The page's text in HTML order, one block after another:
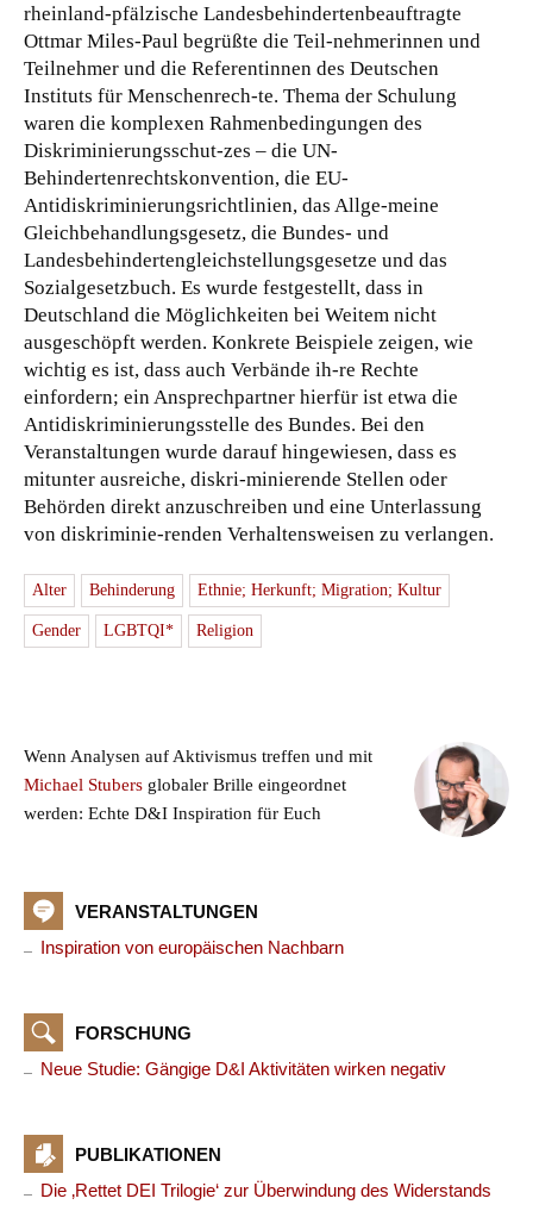
rheinland-pfälzische Landesbehindertenbeauftragte
Ottmar Miles-Paul begrüßte die Teil-nehmerinnen und
Teilnehmer und die Referentinnen des Deutschen
Instituts für Menschenrech-te. Thema der Schulung
waren die komplexen Rahmenbedingungen des
Diskriminierungsschut-zes – die UN-
Behindertenrechtskonvention, die EU-
Antidiskriminierungsrichtlinien, das Allge-meine
Gleichbehandlungsgesetz, die Bundes- und
Landesbehindertengleichstellungsgesetze und das
Sozialgesetzbuch. Es wurde festgestellt, dass in
Deutschland die Möglichkeiten bei Weitem nicht
ausgeschöpft werden. Konkrete Beispiele zeigen, wie
wichtig es ist, dass auch Verbände ih-re Rechte
einfordern; ein Ansprechpartner hierfür ist etwa die
Antidiskriminierungsstelle des Bundes. Bei den
Veranstaltungen wurde darauf hingewiesen, dass es
mitunter ausreiche, diskri-minierende Stellen oder
Behörden direkt anzuschreiben und eine Unterlassung
von diskriminie-renden Verhaltensweisen zu verlangen.
Alter Behinderung Ethnie; Herkunft; Migration; Kultur
Gender LGBTQI* Religion
Wenn Analysen auf Aktivismus treffen und mit
Michael Stubers globaler Brille eingeordnet
werden: Echte D&I Inspiration für Euch
VERANSTALTUNGEN
Inspiration von europäischen Nachbarn
FORSCHUNG
Neue Studie: Gängige D&I Aktivitäten wirken negativ
PUBLIKATIONEN
Die ‚Rettet DEI Trilogie‘ zur Überwindung des Widerstands